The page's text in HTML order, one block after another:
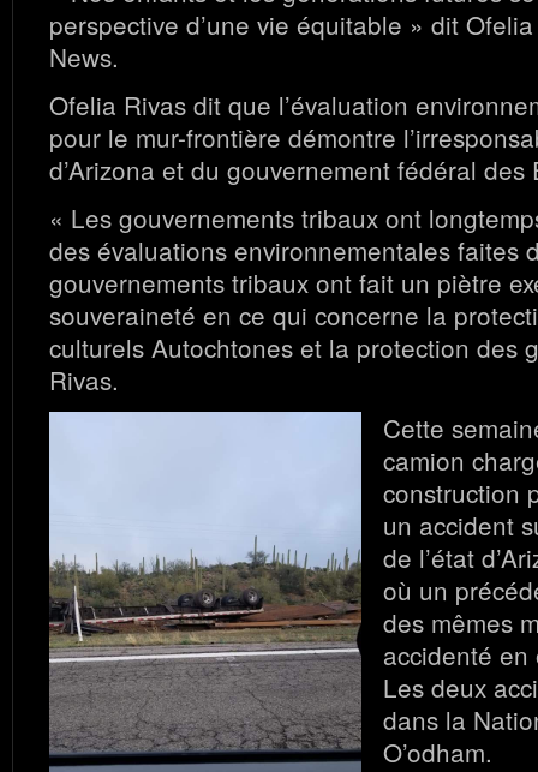
perspective d’une vie équitable » dit
News.
Ofelia Rivas dit que l’évaluation
pour le mur-frontière démontre
d’Arizona et du gouvernement fédéral des
« Les gouvernements tribaux ont
des évaluations environnementales faites
gouvernements tribaux ont fait un piètre
souveraineté en ce qui concerne la
culturels Autochtones et la protection des
Rivas.
Cette
camion
construction
un accident
de l’état
où un
des mêmes
accidenté
Les deux
dans la
O’odham.